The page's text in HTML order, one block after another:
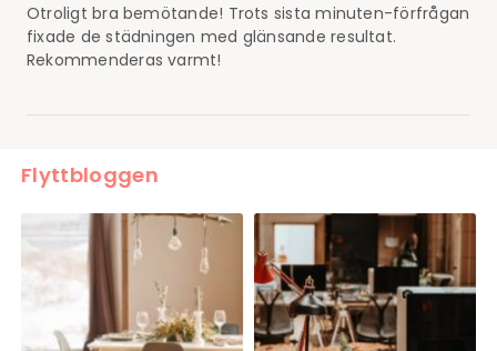
Otroligt bra bemötande! Trots sista minuten-förfrågan
fixade de städningen med glänsande resultat.
Rekommenderas varmt!
Flyttbloggen